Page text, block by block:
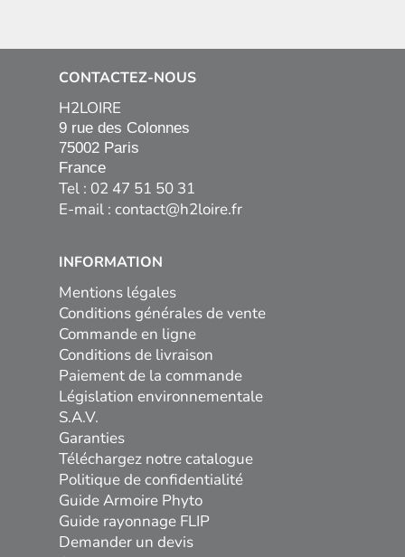
CONTACTEZ-NOUS
H2LOIRE
9 rue des Colonnes
75002 Paris
France
Tel : 02 47 51 50 31
E-mail : contact@h2loire.fr
INFORMATION
Mentions légales
Conditions générales de vente
Commande en ligne
Conditions de livraison
Paiement de la commande
Législation environnementale
S.A.V.
Garanties
Téléchargez notre catalogue
Politique de confidentialité
Guide Armoire Phyto
Guide rayonnage FLIP
Demander un devis